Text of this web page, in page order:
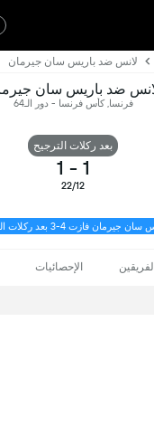
لانس ضد باريس سان جيرمان
ضد باريس سان
فرنسا, كأس فرنسا - دور الـ64
بعد ركلات الترجيح
1
-
1
22/12
جيرمان فازت 4-3 بعد ركلات الترجيح
الإحصائيات